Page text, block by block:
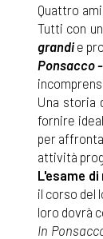
Quattro
Tutti con
grandi e
Ponsacco
Una storia
fornire
per
attività
L'esame
il corso del
loro dovrà
In